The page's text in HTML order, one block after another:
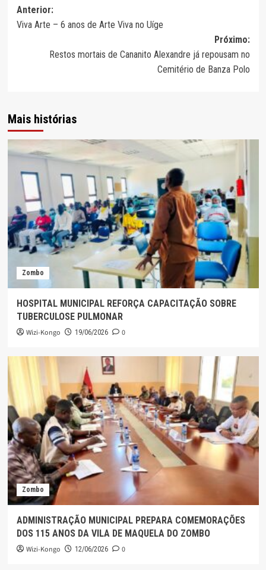
Navegação
de
artigos
Anterior:
Viva Arte – 6 anos de Arte Viva no Uíge
Próximo:
Restos mortais de Cananito Alexandre já repousam no
Cemitério de Banza Polo
Mais histórias
Zombo
HOSPITAL MUNICIPAL REFORÇA CAPACITAÇÃO SOBRE
TUBERCULOSE PULMONAR
Wizi-Kongo 19/06/2026 0
Zombo
ADMINISTRAÇÃO MUNICIPAL PREPARA COMEMORAÇÕES
DOS 115 ANOS DA VILA DE MAQUELA DO ZOMBO
Wizi-Kongo 12/06/2026 0